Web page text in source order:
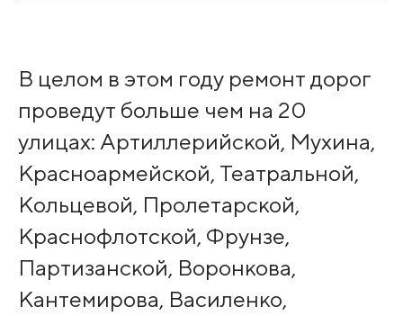
В целом в этом году ремонт дорог
проведут больше чем на 20
улицах: Артиллерийской, Мухина,
Красноармейской, Театральной,
Кольцевой, Пролетарской,
Краснофлотской, Фрунзе,
Партизанской, Воронкова,
Кантемирова, Василенко,